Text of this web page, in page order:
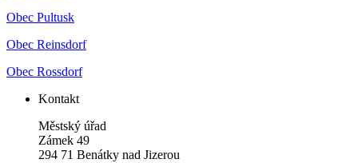
Obec Pultusk
Obec Reinsdorf
Obec Rossdorf
Kontakt
Městský úřad
Zámek 49
294 71 Benátky nad Jizerou